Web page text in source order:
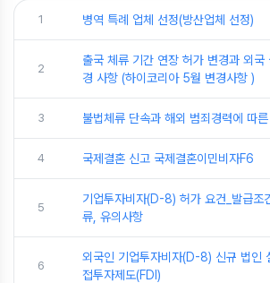
1 병역 특례 업체 선정(방산업체 선정)
2
출국 체류 기간 연장 허가 변경과 외국
경 사항 (하이코리아 5월 변경사항 )
3 불법체류 단속과 해외 범죄경력에 따
4 국제결혼 신고 국제결혼이민비자F6
5
기업투자비자(D-8) 허가 요건_발급조
류, 유의사항
6
외국인 기업투자비자(D-8) 신규 법인
접투자제도(FDI)